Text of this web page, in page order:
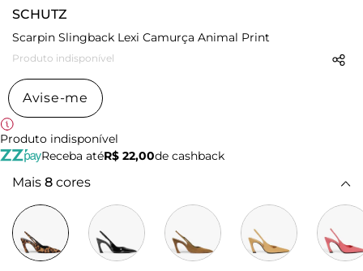
SCHUTZ
Scarpin Slingback Lexi Camurça Animal Print
Produto indisponível
Avise-me
Produto indisponível
Receba atéR$ 22,00de cashback
Mais 8 cores